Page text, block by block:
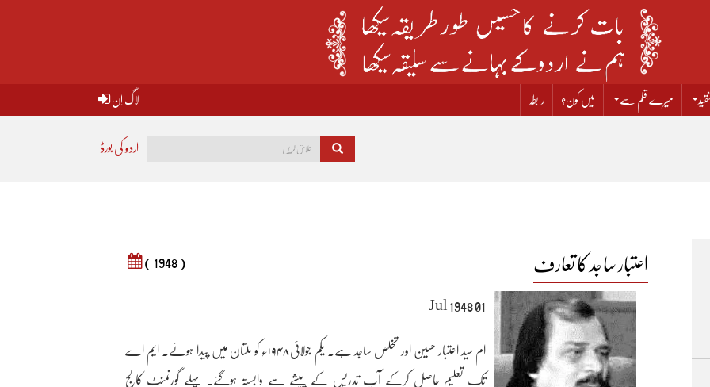
میرے قلم سے میں کون؟ رابطہ لاگ اِن
اردو کی بورڈ
اعتبار ساجد کا تعارف ( 1948 )
01 Jul 1948
ام سید اعتبار حسین اور تخلص ساجد ہے۔ یکم جولائی۱۹۴۸ء کو ملتان میں پیدا ہوئے۔ ایم اے
تک تعلیم حاصل کرکے آپ تدریس کے پیشے سے وابستہ ہوگئے۔ پہلے گورنمنٹ کالج